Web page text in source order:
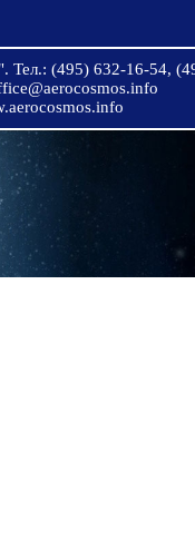
Тел.: (495) 632-16-54,